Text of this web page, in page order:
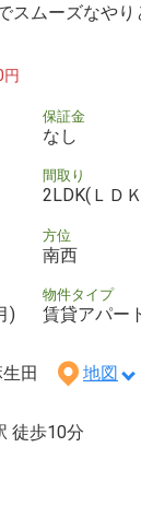
スムーズなやり
保証金
なし
間取り
2LDK(ＬＤ
方位
南西
)
物件タイプ
賃貸アパー
生田 地図
徒歩10分